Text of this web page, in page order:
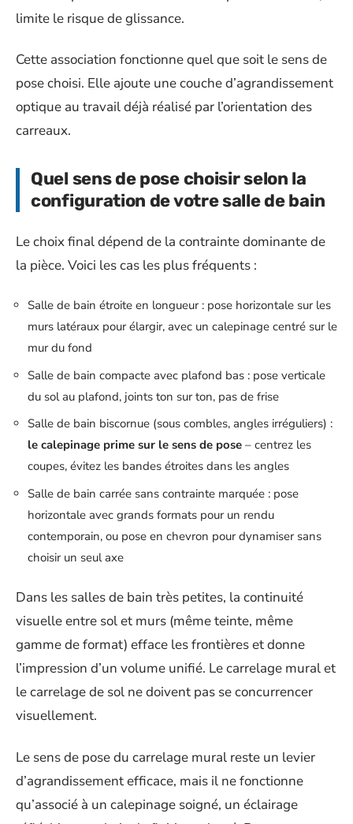
limite le risque de glissance.
Cette association fonctionne quel que soit le sens de
pose choisi. Elle ajoute une couche d’agrandissement
optique au travail déjà réalisé par l’orientation des
carreaux.
Quel sens de pose choisir selon la
configuration de votre salle de bain
Le choix final dépend de la contrainte dominante de
la pièce. Voici les cas les plus fréquents :
Salle de bain étroite en longueur : pose horizontale sur les
murs latéraux pour élargir, avec un calepinage centré sur le
mur du fond
Salle de bain compacte avec plafond bas : pose verticale
du sol au plafond, joints ton sur ton, pas de frise
Salle de bain biscornue (sous combles, angles irréguliers) :
le calepinage prime sur le sens de pose – centrez les
coupes, évitez les bandes étroites dans les angles
Salle de bain carrée sans contrainte marquée : pose
horizontale avec grands formats pour un rendu
contemporain, ou pose en chevron pour dynamiser sans
choisir un seul axe
Dans les salles de bain très petites, la continuité
visuelle entre sol et murs (même teinte, même
gamme de format) efface les frontières et donne
l’impression d’un volume unifié. Le carrelage mural et
le carrelage de sol ne doivent pas se concurrencer
visuellement.
Le sens de pose du carrelage mural reste un levier
d’agrandissement efficace, mais il ne fonctionne
qu’associé à un calepinage soigné, un éclairage